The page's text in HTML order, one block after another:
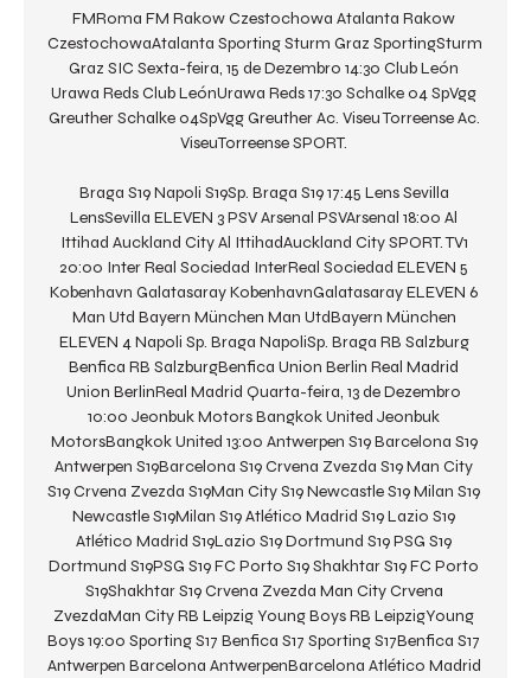
FMRoma FM Rakow Czestochowa Atalanta Rakow
CzestochowaAtalanta Sporting Sturm Graz SportingSturm
Graz SIC Sexta-feira, 15 de Dezembro 14:30 Club León
Urawa Reds Club LeónUrawa Reds 17:30 Schalke 04 SpVgg
Greuther Schalke 04SpVgg Greuther Ac. Viseu Torreense Ac.
ViseuTorreense SPORT.
Braga S19 Napoli S19Sp. Braga S19 17:45 Lens Sevilla
LensSevilla ELEVEN 3 PSV Arsenal PSVArsenal 18:00 Al
Ittihad Auckland City Al IttihadAuckland City SPORT. TV1
20:00 Inter Real Sociedad InterReal Sociedad ELEVEN 5
Kobenhavn Galatasaray KobenhavnGalatasaray ELEVEN 6
Man Utd Bayern München Man UtdBayern München
ELEVEN 4 Napoli Sp. Braga NapoliSp. Braga RB Salzburg
Benfica RB SalzburgBenfica Union Berlin Real Madrid
Union BerlinReal Madrid Quarta-feira, 13 de Dezembro
10:00 Jeonbuk Motors Bangkok United Jeonbuk
MotorsBangkok United 13:00 Antwerpen S19 Barcelona S19
Antwerpen S19Barcelona S19 Crvena Zvezda S19 Man City
S19 Crvena Zvezda S19Man City S19 Newcastle S19 Milan S19
Newcastle S19Milan S19 Atlético Madrid S19 Lazio S19
Atlético Madrid S19Lazio S19 Dortmund S19 PSG S19
Dortmund S19PSG S19 FC Porto S19 Shakhtar S19 FC Porto
S19Shakhtar S19 Crvena Zvezda Man City Crvena
ZvezdaMan City RB Leipzig Young Boys RB LeipzigYoung
Boys 19:00 Sporting S17 Benfica S17 Sporting S17Benfica S17
Antwerpen Barcelona AntwerpenBarcelona Atlético Madrid